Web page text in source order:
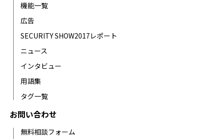
機能一覧
広告
SECURITY SHOW2017レポート
ニュース
インタビュー
用語集
タグ一覧
お問い合わせ
無料相談フォーム